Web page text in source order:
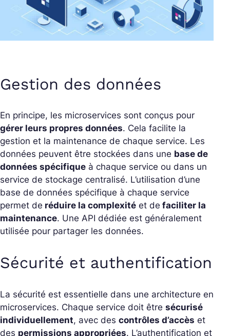
Gestion des données
En principe, les microservices sont conçus pour
gérer leurs propres données. Cela facilite la
gestion et la maintenance de chaque service. Les
données peuvent être stockées dans une base de
données spécifique à chaque service ou dans un
service de stockage centralisé. L’utilisation d’une
base de données spécifique à chaque service
permet de réduire la complexité et de faciliter la
maintenance. Une API dédiée est généralement
utilisée pour partager les données.
Sécurité et authentification
La sécurité est essentielle dans une architecture en
microservices. Chaque service doit être sécurisé
individuellement, avec des contrôles d’accès et
des permissions appropriées. L’authentification et